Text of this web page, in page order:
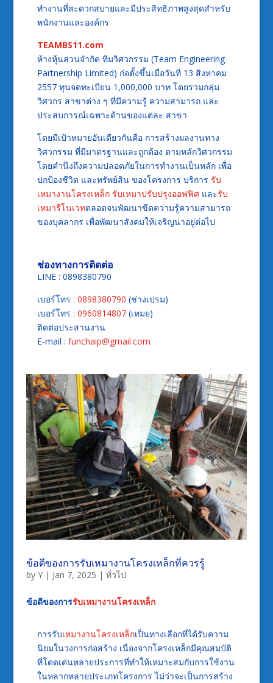
ทำงานที่สะดวกสบายและมีประสิทธิภาพสูงสุดสำหรับ
พนักงานและองค์กร
TEAMBS11.com
ห้างหุ้นส่วนจำกัด ทีมวิศวกรรม (Team Engineering
Partnership Limited) ก่อตั้งขึ้นเมื่อวันที่ 13 สิงหาคม
2557 ทุนจดทะเบียน 1,000,000 บาท โดยรวมกลุ่ม
วิศวกร สาขาต่าง ๆ ที่มีความรู้ ความสามารถ และ
ประสบการณ์เฉพาะด้านของแต่ละ สาขา
โดยมีเป้าหมายอันเดียวกันคือ การสร้างผลงานทาง
วิศวกรรม ที่มีมาตรฐานและถูกต้อง ตามหลักวิศวกรรม
โดยคำนึงถึงความปลอดภัยในการทำงานเป็นหลัก เพื่อ
ปกป้องชีวิต และทรัพย์สิน ของโครงการ บริการ รับ
เหมางานโครงเหล็ก รับเหมาปรับปรุงออฟฟิศและรับ
เหมารีโนเวทตลอดจนพัฒนาขีดความรู้ความสามารถ
ของบุคลากร เพื่อพัฒนาสังคมให้เจริญน่าอยู่ต่อไป
ช่องทางการติดต่อ
LINE : 0898380790
เบอร์โทร : 0898380790 (ช่างเปรม)
เบอร์โทร : 0960814807(เหมย)
ติดต่อประสานงาน
E-mail : funchaip@gmail.com
ข้อดีของการรับเหมางานโครงเหล็กที่ควรรู้
by Y| Jan 7, 2025 | ทั่วไป
ข้อดีของการรับเหมางานโครงเหล็ก
การรับเหมางานโครงเหล็กเป็นทางเลือกที่ได้รับความ
นิยมในวงการก่อสร้าง เนื่องจากโครงเหล็กมีคุณสมบัติ
ที่โดดเด่นหลายประการที่ทำให้เหมาะสมกับการใช้งาน
ในหลากหลายประเภทโครงการ ไม่ว่าจะเป็นการสร้าง